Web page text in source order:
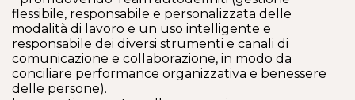
flessibile, responsabile e personalizzata delle
modalità di lavoro e un uso intelligente e
responsabile dei diversi strumenti e canali di
comunicazione e collaborazione, in modo da
conciliare performance organizzativa e benessere
delle persone).